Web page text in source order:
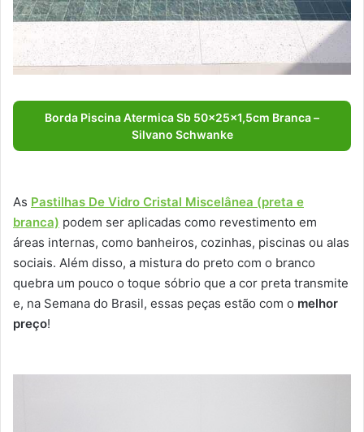
Borda Piscina Atermica Sb 50x25x1,5cm Branca –
Silvano Schwanke
As Pastilhas De Vidro Cristal Miscelânea (preta e
branca) podem ser aplicadas como revestimento em
áreas internas, como banheiros, cozinhas, piscinas ou alas
sociais. Além disso, a mistura do preto com o branco
quebra um pouco o toque sóbrio que a cor preta transmite
e, na Semana do Brasil, essas peças estão com o melhor
preço!